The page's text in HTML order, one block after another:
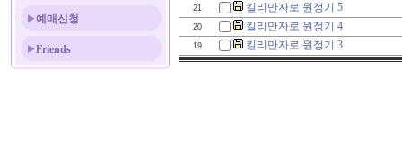
예매신청
Friends
21 킬리만자로 원정기 5
20 킬리만자로 원정기 4
19 킬리만자로 원정기 3